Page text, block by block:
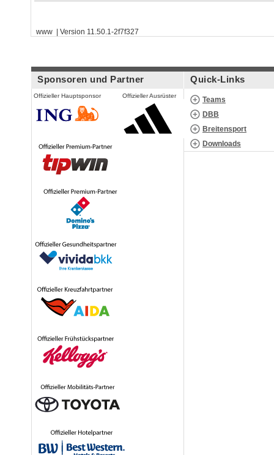
www | Version 11.50.1-2f7f327
Sponsoren und Partner
Offizieller Hauptsponsor Offizieller Ausrüster
Quick-Links
Teams
DBB
Breitensport
Downloads